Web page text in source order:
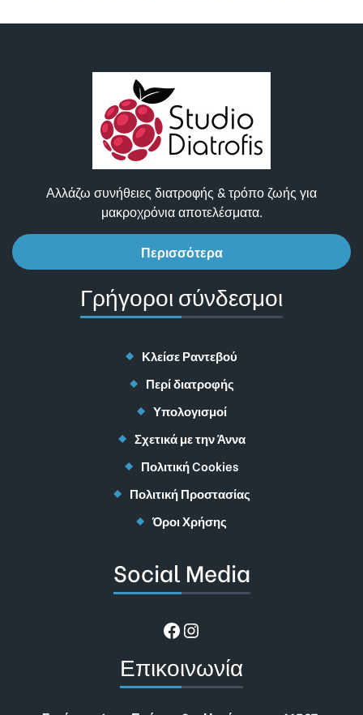
Αλλάζω συνήθειες διατροφής & τρόπο ζωής για
μακροχρόνια αποτελέσματα.
Περισσότερα
Γρήγοροι σύνδεσμοι
Κλείσε Ραντεβού
Περί διατροφής
Υπολογισμοί
Σχετικά με την Άννα
Πολιτική Cookies
Πολιτική Προστασίας
Όροι Χρήσης
Social Media
Facebook
Instagram
Επικοινωνία